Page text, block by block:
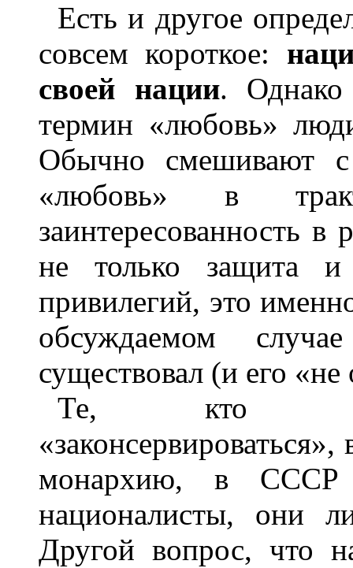
Есть и другое
совсем короткое:
своей нации. Однако
термин «любовь»
Обычно смешивают
«любовь» в
заинтересованность
не только защита
привилегий, это
обсуждаемом
существовал (и его
Те, кто
монархию, в
националисты, они
Другой вопрос, что